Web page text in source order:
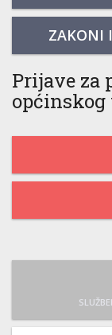
ZAKONI
Prijave za
općinskog